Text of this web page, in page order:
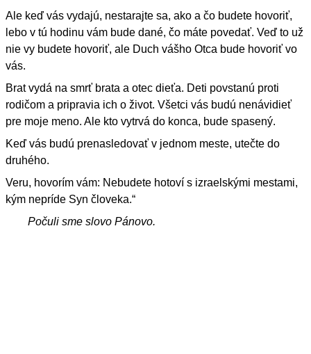
Ale keď vás vydajú, nestarajte sa, ako a čo budete hovoriť,
lebo v tú hodinu vám bude dané, čo máte povedať. Veď to už
nie vy budete hovoriť, ale Duch vášho Otca bude hovoriť vo
vás.
Brat vydá na smrť brata a otec dieťa. Deti povstanú proti
rodičom a pripravia ich o život. Všetci vás budú nenávidieť
pre moje meno. Ale kto vytrvá do konca, bude spasený.
Keď vás budú prenasledovať v jednom meste, utečte do
druhého.
Veru, hovorím vám: Nebudete hotoví s izraelskými mestami,
kým nepríde Syn človeka.“
Počuli sme slovo Pánovo.